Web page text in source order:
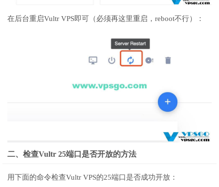
在后台重启Vultr VPS即可（必须再这里重启，reboot不行）：
二、检查Vultr 25端口是否开放的方法
用下面的命令检查Vultr VPS的25端口是否成功开放：